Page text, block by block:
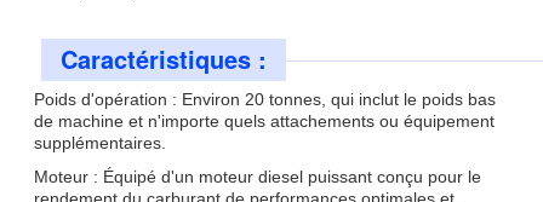
Caractéristiques :
Poids d'opération : Environ 20 tonnes, qui inclut le poids bas
de machine et n'importe quels attachements ou équipement
supplémentaires.
Moteur : Équipé d'un moteur diesel puissant conçu pour le